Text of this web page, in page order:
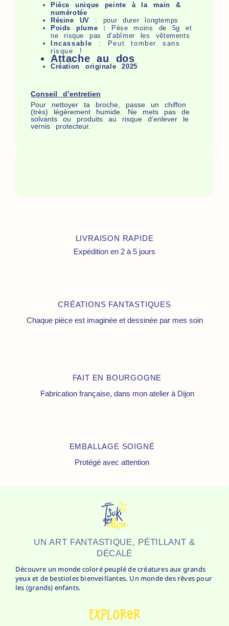
Pièce unique peinte à la main &
numérotée
Résine UV : pour durer longtemps
Poids plume :
Pèse moins de 5g et
ne risque pas d’abîmer les vêtements
Incassable : Peut tomber sans
risque !
Attache au dos
Création originale 2025
Conseil d’entretien
Pour nettoyer ta broche, passe un chiffon
(très) légèrement humide. Ne mets pas de
solvants ou produits au risque d’enlever le
vernis protecteur.
LIVRAISON RAPIDE
Expédition en 2 à 5 jours
CRÉATIONS FANTASTIQUES
Chaque pièce est imaginée et dessinée par mes soin
FAIT EN BOURGOGNE
Fabrication française, dans mon atelier à Dijon
EMBALLAGE SOIGNÉ
Protégé avec attention
UN ART FANTASTIQUE, PÉTILLANT &
DÉCALÉ
Découvre un monde coloré peuplé de créatures aux grands
yeux et de bestioles bienveillantes. Un monde des rêves pour
les (grands) enfants.
Explorer